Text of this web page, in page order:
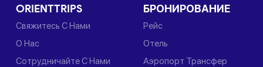
ORIENTTRIPS
Свяжитесь С Нами
О Нас
Сотрудничайте С Нами
БРОНИРОВАНИЕ
Рейс
Отель
Аэропорт Трансфер